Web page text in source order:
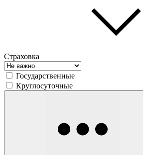
Страховка
Государственные
Круглосуточные